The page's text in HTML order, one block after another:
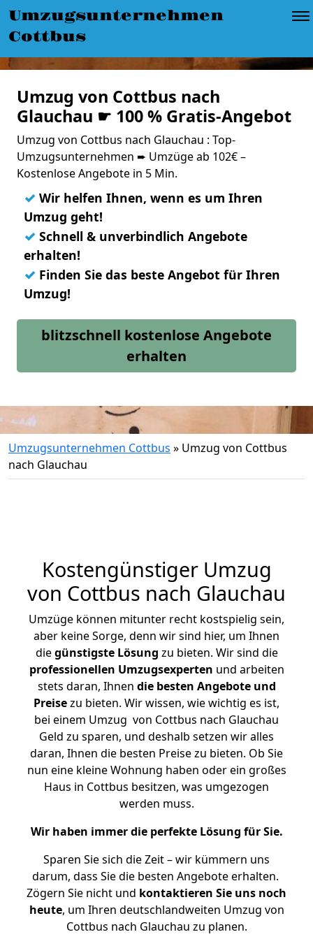
Umzugsunternehmen
Cottbus
Umzug von Cottbus nach
Glauchau ☛ 100 % Gratis-Angebot
Umzug von Cottbus nach Glauchau : Top-
Umzugsunternehmen ➨ Umzüge ab 102€ –
Kostenlose Angebote in 5 Min.
✓ Wir helfen Ihnen, wenn es um Ihren
Umzug geht!
✓ Schnell & unverbindlich Angebote
erhalten!
✓ Finden Sie das beste Angebot für Ihren
Umzug!
blitzschnell kostenlose Angebote
erhalten
Umzugsunternehmen Cottbus » Umzug von Cottbus
nach Glauchau
Kostengünstiger Umzug
von Cottbus nach Glauchau
Umzüge können mitunter recht kostspielig sein,
aber keine Sorge, denn wir sind hier, um Ihnen
diegünstigste Lösung zu bieten. Wir sind die
professionellen Umzugsexperten und arbeiten
stets daran, Ihnen die besten Angebote und
Preisezu bieten. Wir wissen, wie wichtig es ist,
bei einem Umzug von Cottbus nach Glauchau
Geld zu sparen, und deshalb setzen wir alles
daran, Ihnen die besten Preise zu bieten. Ob Sie
nun eine kleine Wohnung haben oder ein großes
Haus in Cottbus besitzen, was umgezogen
werden muss.
Wir haben immer die perfekte Lösung für Sie.
Sparen Sie sich die Zeit – wir kümmern uns
darum, dass Sie die besten Angebote erhalten.
Zögern Sie nicht und kontaktieren Sie uns noch
heute, um Ihren deutschlandweiten Umzug von
Cottbus nach Glauchau zu planen.